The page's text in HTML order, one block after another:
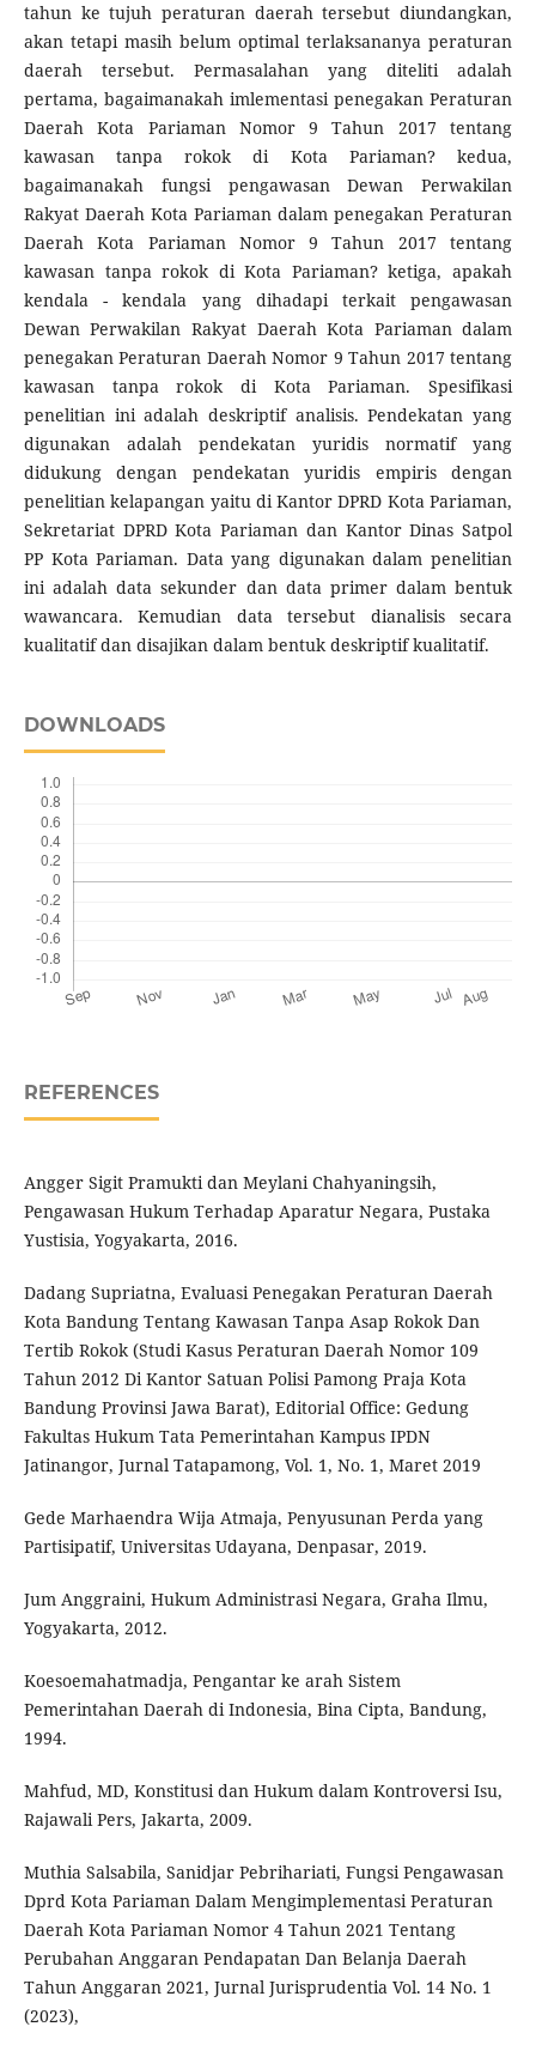
tahun ke tujuh peraturan daerah tersebut diundangkan,
akan tetapi masih belum optimal terlaksananya peraturan
daerah tersebut. Permasalahan yang diteliti adalah
pertama, bagaimanakah imlementasi penegakan Peraturan
Daerah Kota Pariaman Nomor 9 Tahun 2017 tentang
kawasan tanpa rokok di Kota Pariaman? kedua,
bagaimanakah fungsi pengawasan Dewan Perwakilan
Rakyat Daerah Kota Pariaman dalam penegakan Peraturan
Daerah Kota Pariaman Nomor 9 Tahun 2017 tentang
kawasan tanpa rokok di Kota Pariaman? ketiga, apakah
kendala - kendala yang dihadapi terkait pengawasan
Dewan Perwakilan Rakyat Daerah Kota Pariaman dalam
penegakan Peraturan Daerah Nomor 9 Tahun 2017 tentang
kawasan tanpa rokok di Kota Pariaman. Spesifikasi
penelitian ini adalah deskriptif analisis. Pendekatan yang
digunakan adalah pendekatan yuridis normatif yang
didukung dengan pendekatan yuridis empiris dengan
penelitian kelapangan yaitu di Kantor DPRD Kota Pariaman,
Sekretariat DPRD Kota Pariaman dan Kantor Dinas Satpol
PP Kota Pariaman. Data yang digunakan dalam penelitian
ini adalah data sekunder dan data primer dalam bentuk
wawancara. Kemudian data tersebut dianalisis secara
kualitatif dan disajikan dalam bentuk deskriptif kualitatif.
DOWNLOADS
REFERENCES
Angger Sigit Pramukti dan Meylani Chahyaningsih,
Pengawasan Hukum Terhadap Aparatur Negara, Pustaka
Yustisia, Yogyakarta, 2016.
Dadang Supriatna, Evaluasi Penegakan Peraturan Daerah
Kota Bandung Tentang Kawasan Tanpa Asap Rokok Dan
Tertib Rokok (Studi Kasus Peraturan Daerah Nomor 109
Tahun 2012 Di Kantor Satuan Polisi Pamong Praja Kota
Bandung Provinsi Jawa Barat), Editorial Office: Gedung
Fakultas Hukum Tata Pemerintahan Kampus IPDN
Jatinangor, Jurnal Tatapamong, Vol. 1, No. 1, Maret 2019
Gede Marhaendra Wija Atmaja, Penyusunan Perda yang
Partisipatif, Universitas Udayana, Denpasar, 2019.
Jum Anggraini, Hukum Administrasi Negara, Graha Ilmu,
Yogyakarta, 2012.
Koesoemahatmadja, Pengantar ke arah Sistem
Pemerintahan Daerah di Indonesia, Bina Cipta, Bandung,
1994.
Mahfud, MD, Konstitusi dan Hukum dalam Kontroversi Isu,
Rajawali Pers, Jakarta, 2009.
Muthia Salsabila, Sanidjar Pebrihariati, Fungsi Pengawasan
Dprd Kota Pariaman Dalam Mengimplementasi Peraturan
Daerah Kota Pariaman Nomor 4 Tahun 2021 Tentang
Perubahan Anggaran Pendapatan Dan Belanja Daerah
Tahun Anggaran 2021, Jurnal Jurisprudentia Vol. 14 No. 1
(2023),